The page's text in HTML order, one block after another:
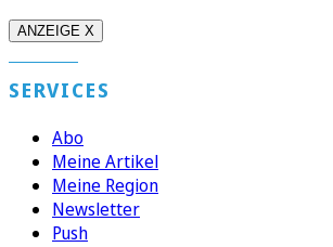
ANZEIGE X
SERVICES
Abo
Meine Artikel
Meine Region
Newsletter
Push